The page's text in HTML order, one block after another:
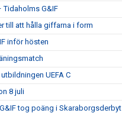
G&IF
till att hålla giffarna i form
inför hösten
UEFA C
8 juli
tog poäng i Skaraborgsderbyt